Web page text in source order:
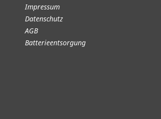
Impressum
Datenschutz
AGB
Batterieentsorgung